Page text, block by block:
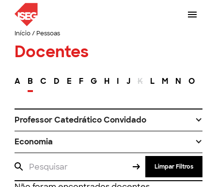
Início/ Pessoas
Docentes
A B C D E F G H I J K L M N O
Professor Catedrático Convidado
Economia
Limpar Filtros